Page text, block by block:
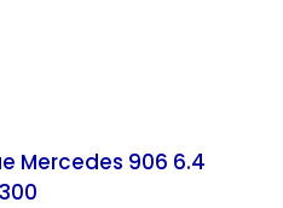
Mercedes 906 6.4